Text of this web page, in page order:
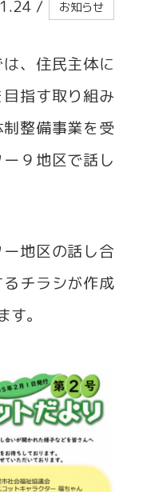
/ お知らせ
、住民主体に
指す取り組み
整備事業を受
９地区で話し
地区の話し合
チラシが作成
。